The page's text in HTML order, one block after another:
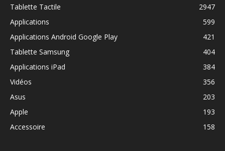
Tablette Tactile
2947
Applications
599
Applications Android Google Play
421
Tablette Samsung
404
Applications iPad
384
Vidéos
356
Asus
203
Apple
193
Accessoire
158